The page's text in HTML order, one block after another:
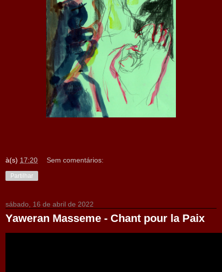
à(s) 17:20 Sem comentários:
Partilhar
sábado, 16 de abril de 2022
Yaweran Masseme - Chant pour la Paix